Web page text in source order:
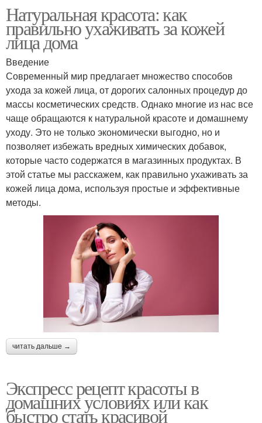
Натуральная красота: как
правильно ухаживать за кожей
лица дома
Введение
Современный мир предлагает множество способов
ухода за кожей лица, от дорогих салонных процедур до
массы косметических средств. Однако многие из нас все
чаще обращаются к натуральной красоте и домашнему
уходу. Это не только экономически выгодно, но и
позволяет избежать вредных химических добавок,
которые часто содержатся в магазинных продуктах. В
этой статье мы расскажем, как правильно ухаживать за
кожей лица дома, используя простые и эффективные
методы.
читать дальше →
Экспресс рецепт красоты в
домашних условиях или как
быстро стать красивой